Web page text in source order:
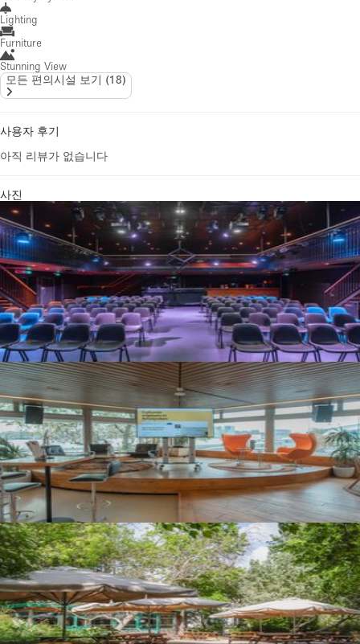
Lighting
Furniture
Stunning View
모든 편의시설 보기 (18)
사용자 후기
아직 리뷰가 없습니다
사진